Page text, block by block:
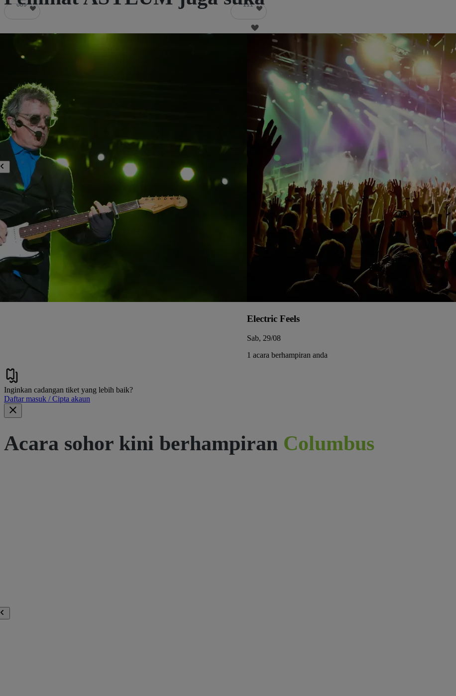
689 111
Electric Feels
Sab, 29/08
1 acara berhampiran anda
Inginkan cadangan tiket yang lebih baik?
Daftar masuk / Cipta akaun
Acara sohor kini berhampiran Columbus